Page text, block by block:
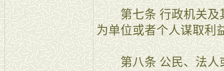
第七条 行政机关及其
为单位或者个人谋取利
第八条 公民、法人或